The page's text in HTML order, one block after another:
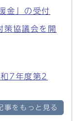
金」の受付
協議会を開
7年度第2
事をもっと見る